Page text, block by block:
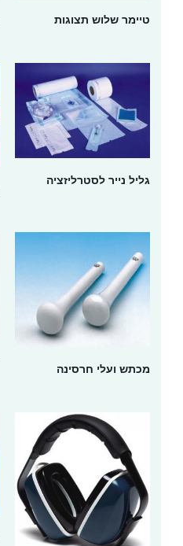
טיימר שלוש תצוגות
גליל נייר לסטרליזציה
מכתש ועלי חרסינה